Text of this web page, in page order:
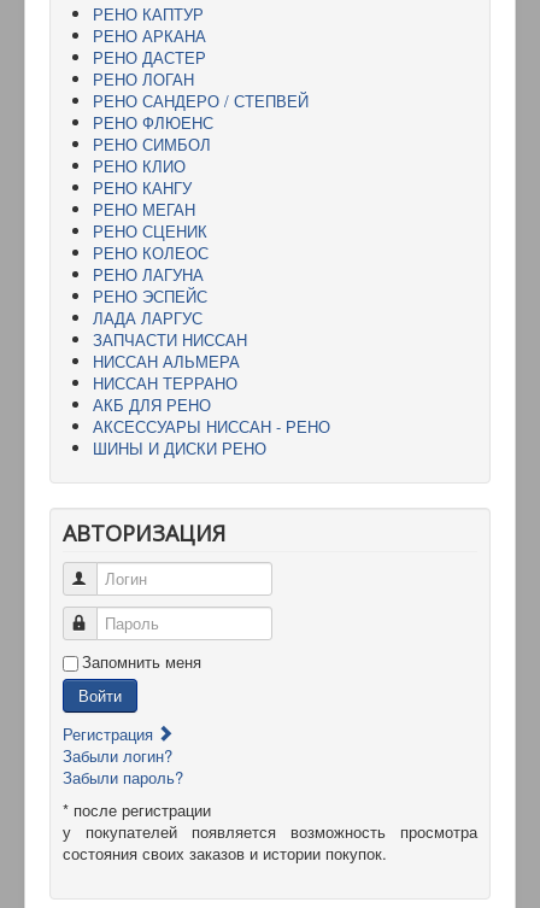
РЕНО КАПТУР
РЕНО АРКАНА
РЕНО ДАСТЕР
РЕНО ЛОГАН
РЕНО САНДЕРО / СТЕПВЕЙ
РЕНО ФЛЮЕНС
РЕНО СИМБОЛ
РЕНО КЛИО
РЕНО КАНГУ
РЕНО МЕГАН
РЕНО СЦЕНИК
РЕНО КОЛЕОС
РЕНО ЛАГУНА
РЕНО ЭСПЕЙС
ЛАДА ЛАРГУС
ЗАПЧАСТИ НИССАН
НИССАН АЛЬМЕРА
НИССАН ТЕРРАНО
АКБ ДЛЯ РЕНО
АКСЕССУАРЫ НИССАН - РЕНО
ШИНЫ И ДИСКИ РЕНО
АВТОРИЗАЦИЯ
Логин
Пароль
Запомнить меня
Войти
Регистрация
Забыли логин?
Забыли пароль?
* после регистрации
у покупателей появляется возможность просмотра
состояния своих заказов и истории покупок.